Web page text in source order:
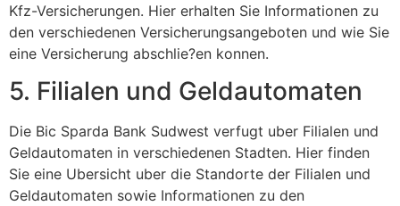
Kfz-Versicherungen. Hier erhalten Sie Informationen zu
den verschiedenen Versicherungsangeboten und wie Sie
eine Versicherung abschlie?en konnen.
5. Filialen und Geldautomaten
Die Bic Sparda Bank Sudwest verfugt uber Filialen und
Geldautomaten in verschiedenen Stadten. Hier finden
Sie eine Ubersicht uber die Standorte der Filialen und
Geldautomaten sowie Informationen zu den